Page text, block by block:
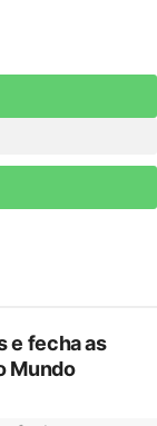
e fecha as
Mundo